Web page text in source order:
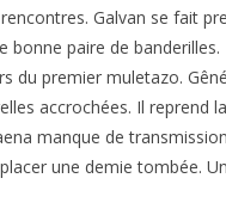
Galvan se fait
bonne paire de
du premier muletazo.
accrochées. Il reprend
manque de
une demie tombée.